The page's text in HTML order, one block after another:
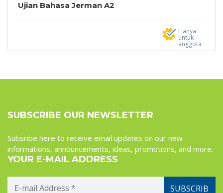
Ujian Bahasa Jerman A2
Hanya
untuk
anggota
SUBSCRIBE OUR NEWSLETTER
Subsribe here to receive email updates on our new
informations, announcements, ideas, promotions, and more.
YOUR E-MAIL ADDRESS